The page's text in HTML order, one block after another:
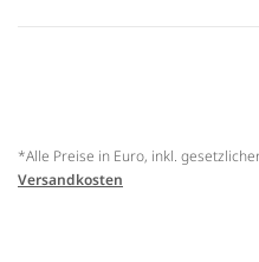
*Alle Preise in Euro, inkl.
Versandkosten